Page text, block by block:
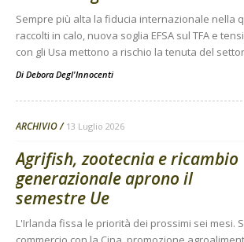
Sempre più alta la fiducia internazionale nella
raccolti in calo, nuova soglia EFSA sul TFA e
con gli Usa mettono a rischio la tenuta del
Di Debora Degl'Innocenti
ARCHIVIO 13 Luglio 2026
Agrifish, zootecnia e ricambio
generazionale aprono il
semestre Ue
L'Irlanda fissa le priorità dei prossimi sei mesi.